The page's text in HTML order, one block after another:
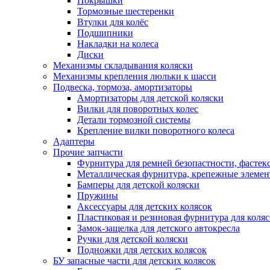
Тормозные шестеренки
Втулки для колёс
Подшипники
Накладки на колеса
Диски
Механизмы складывания коляски
Механизмы крепления люльки к шасси
Подвеска, тормоза, амортизаторы
Амортизаторы для детской коляски
Вилки для поворотных колес
Детали тормозной системы
Крепление вилки поворотного колеса
Адаптеры
Прочие запчасти
Фурнитура для ремней безопастности,
Металлическая фурнитура, крепежные
Бамперы для детской коляски
Пружины
Аксессуары для детских колясок
Пластиковая и резиновая фурнитура для
Замок-защелка для детского автокресла
Ручки для детской коляски
Подножки для детских колясок
БУ запасные части для детских колясок